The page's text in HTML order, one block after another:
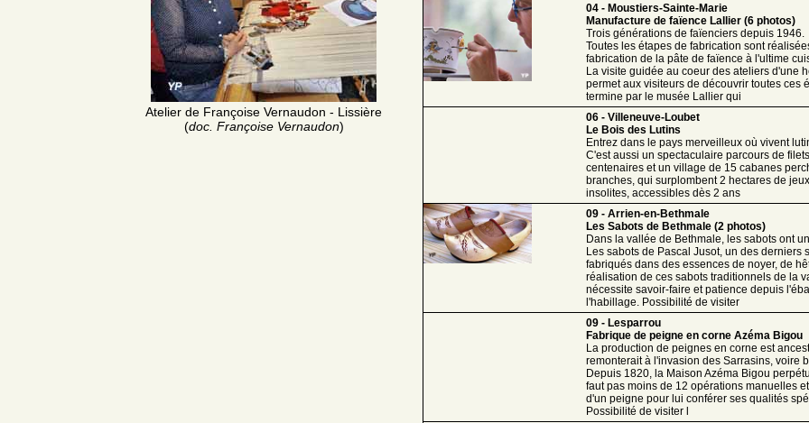
Atelier de Françoise Vernaudon - Lissière
(doc. Françoise Vernaudon)
04 - Moustiers-Sainte-Marie
Manufacture de faïence Lallier (6 photos)
Trois générations de faïenciers depuis 1946.
Toutes les étapes de fabrication sont
fabrication de la pâte de faïence à l'ultime
La visite guidée au coeur des ateliers d'une
permet aux visiteurs de découvrir toutes ces
termine par le musée Lallier qui
06 - Villeneuve-Loubet
Le Bois des Lutins
Entrez dans le pays merveilleux où vivent
C'est aussi un spectaculaire parcours de
centenaires et un village de 15 cabanes
branches, qui surplombent 2 hectares de
insolites, accessibles dès 2 ans
09 - Arrien-en-Bethmale
Les Sabots de Bethmale (2 photos)
Dans la vallée de Bethmale, les sabots ont
Les sabots de Pascal Jusot, un des derniers
fabriqués dans des essences de noyer, de
réalisation de ces sabots traditionnels de la
nécessite savoir-faire et patience depuis
l'habillage. Possibilité de visiter
09 - Lesparrou
Fabrique de peigne en corne Azéma Bigou
La production de peignes en corne est
remonterait à l'invasion des Sarrasins, voire
Depuis 1820, la Maison Azéma Bigou
faut pas moins de 12 opérations manuelles
d'un peigne pour lui conférer ses qualités
Possibilité de visiter l